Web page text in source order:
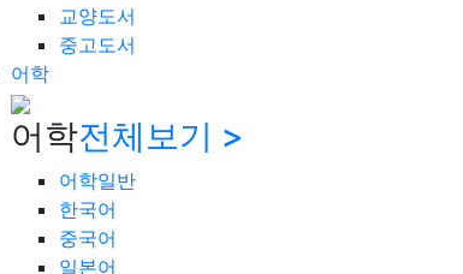
교양도서
중고도서
어학
어학전체보기 >
어학일반
한국어
중국어
일본어